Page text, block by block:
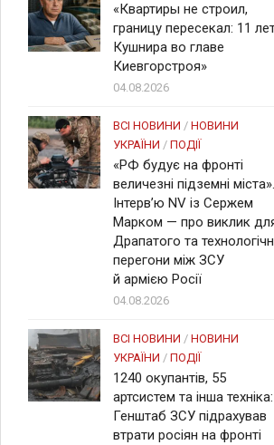
«Квартиры не строил,
границу пересекал: 11
Кушнира во главе
Киевгорстроя»
04.08.2026
ВСІ НОВИНИ / НОВИНИ
УКРАЇНИ / ПОДІЇ
«РФ будує на фронті
величезні підземні міста».
Інтерв’ю NV із Сержем
Марком — про виклик
Драпатого та
перегони між ЗСУ
й армією Росії
04.08.2026
ВСІ НОВИНИ / НОВИНИ
УКРАЇНИ / ПОДІЇ
1240 окупантів, 55
артсистем та інша техніка:
Генштаб ЗСУ підрахував
втрати росіян на фронті